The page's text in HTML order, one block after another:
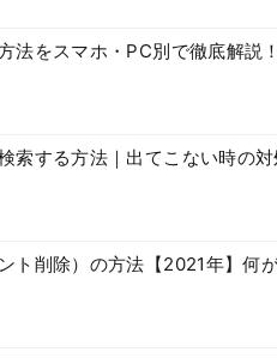
法をスマホ・PC別で徹底解説
索する方法｜出てこない時の対
ト削除）の方法【2021年】何